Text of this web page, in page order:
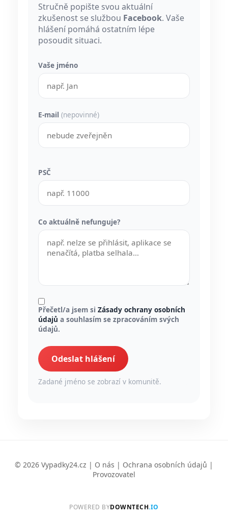
Stručně popište svou aktuální
zkušenost se službou Facebook. Vaše
hlášení pomáhá ostatním lépe
posoudit situaci.
Vaše jméno
E-mail (nepovinné)
PSČ
Co aktuálně nefunguje?
Přečetl/a jsem si Zásady ochrany osobních
údajů a souhlasím se zpracováním svých
údajů.
Odeslat hlášení
Zadané jméno se zobrazí v komunitě.
© 2026 Vypadky24.cz | O nás | Ochrana osobních údajů |
Provozovatel
POWERED BYDOWNTECH.IO